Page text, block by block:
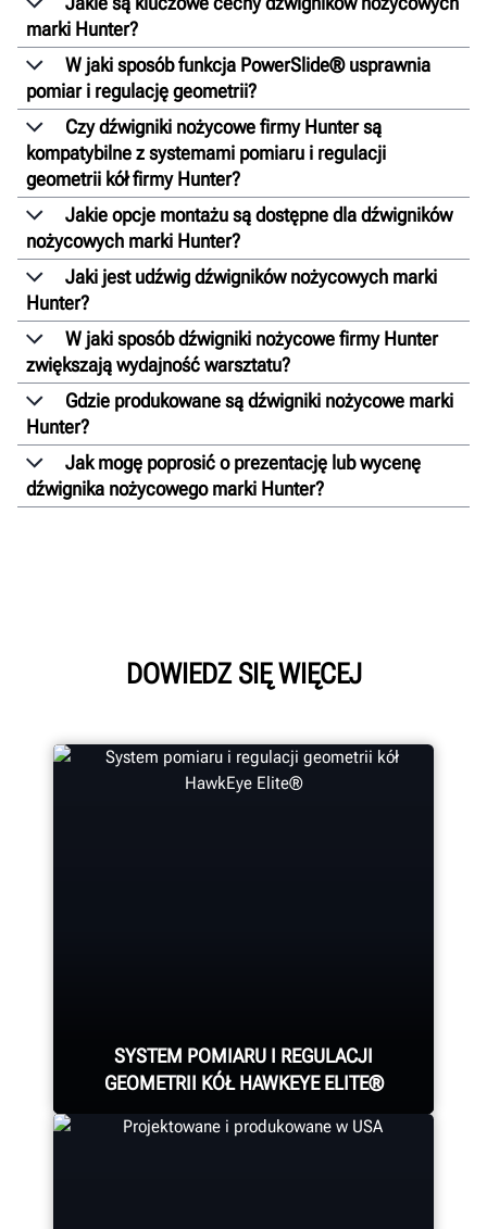
marki Hunter?
W jaki sposób funkcja PowerSlide® usprawnia
pomiar i regulację geometrii?
Czy dźwigniki nożycowe firmy Hunter są
kompatybilne z systemami pomiaru i regulacji
geometrii kół firmy Hunter?
Jakie opcje montażu są dostępne dla dźwigników
nożycowych marki Hunter?
Jaki jest udźwig dźwigników nożycowych marki
Hunter?
W jaki sposób dźwigniki nożycowe firmy Hunter
zwiększają wydajność warsztatu?
Gdzie produkowane są dźwigniki nożycowe marki
Hunter?
Jak mogę poprosić o prezentację lub wycenę
dźwignika nożycowego marki Hunter?
DOWIEDZ SIĘ WIĘCEJ
SYSTEM POMIARU I REGULACJI
GEOMETRII KÓŁ HAWKEYE ELITE®